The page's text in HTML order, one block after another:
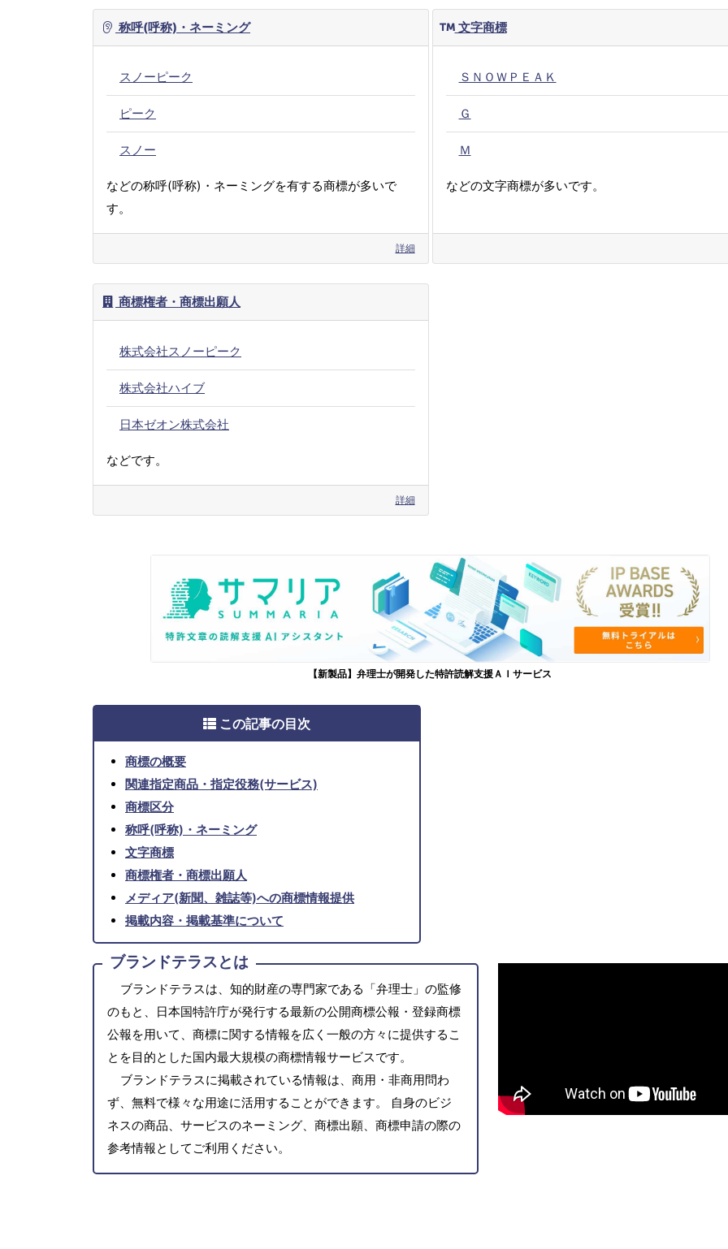
称呼(呼称)・ネーミング
スノーピーク
ピーク
スノー
などの称呼(呼称)・ネーミングを有する商標が多いで
す。
詳細
文字商標
ＳＮＯＷＰＥＡＫ
Ｇ
Ｍ
などの文字商標が多いです。
商標権者・商標出願人
株式会社スノーピーク
株式会社ハイブ
日本ゼオン株式会社
などです。
詳細
【新製品】弁理士が開発した特許読解支援ＡＩサービス
この記事の目次
商標の概要
関連指定商品・指定役務(サービス)
商標区分
称呼(呼称)・ネーミング
文字商標
商標権者・商標出願人
メディア(新聞、雑誌等)への商標情報提供
掲載内容・掲載基準について
ブランドテラスとは
ブランドテラスは、知的財産の専門家である「弁理士」の監修
のもと、日本国特許庁が発行する最新の公開商標公報・登録商標
公報を用いて、商標に関する情報を広く一般の方々に提供するこ
とを目的とした国内最大規模の商標情報サービスです。
ブランドテラスに掲載されている情報は、商用・非商用問わ
ず、無料で様々な用途に活用することができます。 自身のビジ
ネスの商品、サービスのネーミング、商標出願、商標申請の際の
参考情報としてご利用ください。